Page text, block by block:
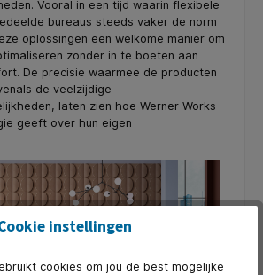
Vooral in een tijd waarin flexibele
bureaus steeds vaker de norm
oplossingen een welkome manier om
zonder in te boeten aan
De precisie waarmee de producten
de veelzijdige
laten zien hoe Werner Works
geeft over hun eigen
instellingen
cookies om jou de best mogelijke